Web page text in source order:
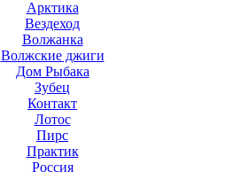
Арктика
Вездеход
Волжанка
Волжские джиги
Дом Рыбака
Зубец
Контакт
Лотос
Пирс
Практик
Россия